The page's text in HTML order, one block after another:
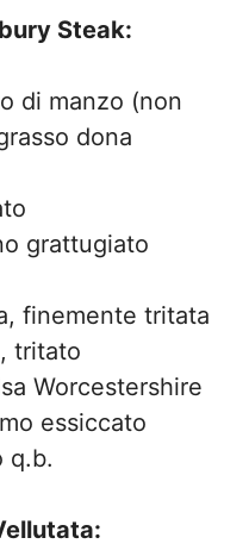
Steak:
di manzo (non
dona
grattugiato
finemente tritata
tritato
Worcestershire
essiccato
q.b.